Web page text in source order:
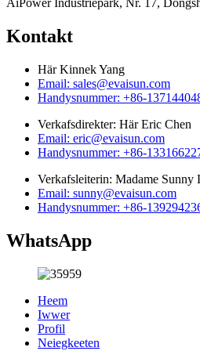
AiPower Industriepark, Nr. 17,
Kontakt
Här Kinnek Yang
Email: sales@evaisun.com
Handysnummer: +86-
Verkafsdirekter: Här Eric Chen
Email: eric@evaisun.com
Handysnummer: +86-
Verkafsleiterin: Madame Sunny
Email: sunny@evaisun.com
Handysnummer: +86-
WhatsApp
Heem
Iwwer
Profil
Neiegkeeten